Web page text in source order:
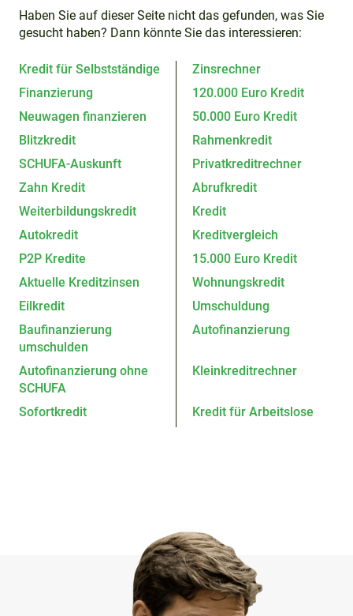
Haben Sie auf dieser Seite nicht das gefunden, was Sie
gesucht haben? Dann könnte Sie das interessieren:
Kredit für Selbstständige
Zinsrechner
Finanzierung
120.000 Euro Kredit
Neuwagen finanzieren
50.000 Euro Kredit
Blitzkredit
Rahmenkredit
SCHUFA-Auskunft
Privatkreditrechner
Zahn Kredit
Abrufkredit
Weiterbildungskredit
Kredit
Autokredit
Kreditvergleich
P2P Kredite
15.000 Euro Kredit
Aktuelle Kreditzinsen
Wohnungskredit
Eilkredit
Umschuldung
Baufinanzierung
umschulden
Autofinanzierung
Autofinanzierung ohne
SCHUFA
Kleinkreditrechner
Sofortkredit Kredit für Arbeitslose